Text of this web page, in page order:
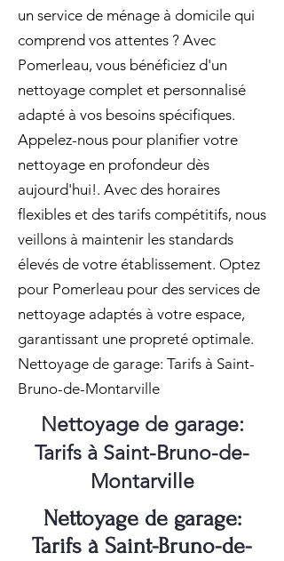
un service de ménage à domicile qui
comprend vos attentes ? Avec
Pomerleau, vous bénéficiez d'un
nettoyage complet et personnalisé
adapté à vos besoins spécifiques.
Appelez-nous pour planifier votre
nettoyage en profondeur dès
aujourd'hui!. Avec des horaires
flexibles et des tarifs compétitifs, nous
veillons à maintenir les standards
élevés de votre établissement. Optez
pour Pomerleau pour des services de
nettoyage adaptés à votre espace,
garantissant une propreté optimale.
Nettoyage de garage: Tarifs à Saint-
Bruno-de-Montarville
Nettoyage de garage:
Tarifs à Saint-Bruno-de-
Montarville
Nettoyage de garage:
Tarifs à Saint-Bruno-de-